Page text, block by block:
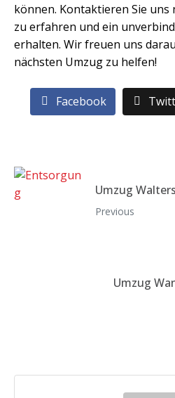
können. Kontaktieren Sie uns
zu erfahren und ein
erhalten. Wir freuen uns
nächsten Umzug zu helfen!
Facebook
Umzug
Previous
Umzug